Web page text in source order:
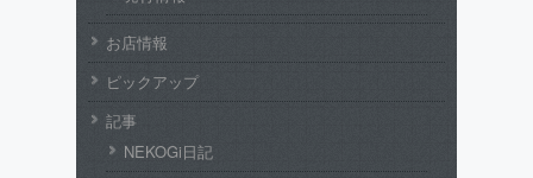
お店情報
ピックアップ
記事
NEKOGi日記